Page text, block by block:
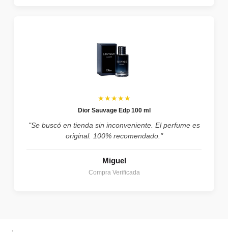
★★★★★
Dior Sauvage Edp 100 ml
"Se buscó en tienda sin inconveniente. El perfume es
original. 100% recomendado."
Miguel
Compra Verificada